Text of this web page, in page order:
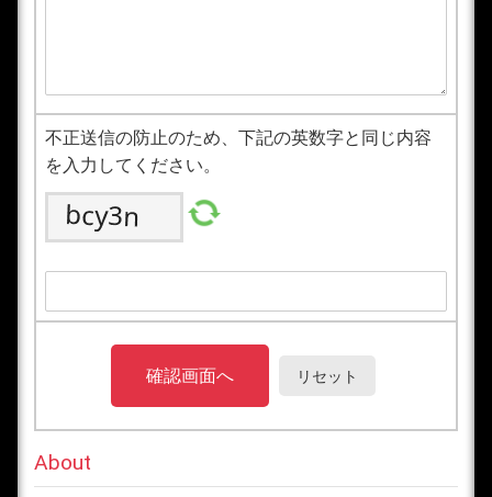
不正送信の防止のため、下記の英数字と同じ内容
を入力してください。
About